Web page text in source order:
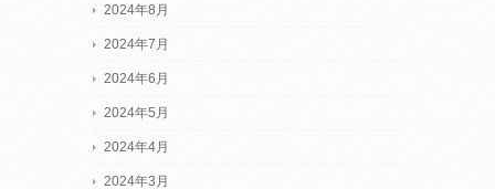
2024年8月
2024年7月
2024年6月
2024年5月
2024年4月
2024年3月